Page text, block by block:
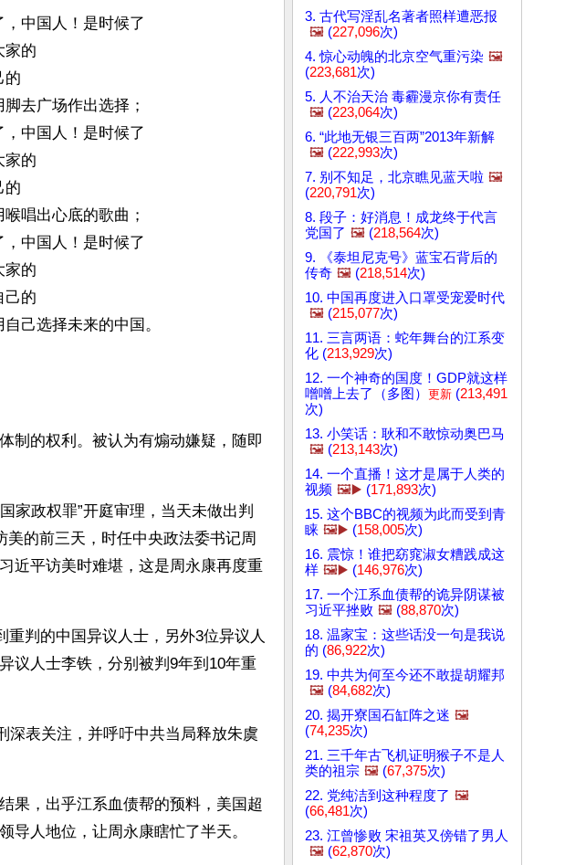
是时候了，中国人！是时候了
广场是大家的
脚是自己的
是时候用脚去广场作出选择；
是时候了，中国人！是时候了
歌曲是大家的
喉是自己的
是时候用喉唱出心底的歌曲；
是时候了，中国人！是时候了
中国是大家的
选择是自己的
是时候用自己选择未来的中国。
制的权利。被认为有煽动嫌疑，随即
家政权罪”开庭审理，当天未做出判
的前三天，时任中央政法委书记周
近平访美时难堪，这是周永康再度重
判的中国异议人士，另外3位异议人
议人士李铁，分别被判9年到10年重
深表关注，并呼吁中共当局释放朱虞
果，出乎江系血债帮的预料，美国超
导人地位，让周永康瞎忙了半天。
3. 古代写淫乱名著者照样遭恶报
🖼️ (227,096次)
4. 惊心动魄的北京空气重污染 🖼️
(223,681次)
5. 人不治天治 毒霾漫京你有责任
🖼️ (223,064次)
6. “此地无银三百两”2013年新解
🖼️ (222,993次)
7. 别不知足，北京瞧见蓝天啦 🖼️
(220,791次)
8. 段子：好消息！成龙终于代言
党国了 🖼️ (218,564次)
9. 《泰坦尼克号》蓝宝石背后的
传奇 🖼️ (218,514次)
10. 中国再度进入口罩受宠爱时代
🖼️ (215,077次)
11. 三言两语：蛇年舞台的江系变
化 (213,929次)
12. 一个神奇的国度！GDP就这样
噌噌上去了（多图） 更新 (213,491
次)
13. 小笑话：耿和不敢惊动奥巴马
🖼️ (213,143次)
14. 一个直播！这才是属于人类的
视频 🖼️▶️ (171,893次)
15. 这个BBC的视频为此而受到青
睐 🖼️▶️ (158,005次)
16. 震惊！谁把窈窕淑女糟践成这
样 🖼️▶️ (146,976次)
17. 一个江系血债帮的诡异阴谋被
习近平挫败 🖼️ (88,870次)
18. 温家宝：这些话没一句是我说
的 (86,922次)
19. 中共为何至今还不敢提胡耀邦
🖼️ (84,682次)
20. 揭开寮国石缸阵之迷 🖼️
(74,235次)
21. 三千年古飞机证明猴子不是人
类的祖宗 🖼️ (67,375次)
22. 党纯洁到这种程度了 🖼️
(66,481次)
23. 江曾惨败 宋祖英又傍错了男人
🖼️ (62,870次)